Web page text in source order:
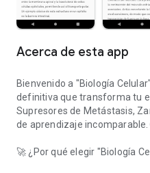
Acerca de esta app
Bienvenido a "Biología
definitiva que transforma tu
Supresores de Metástasis,
de aprendizaje incomparable.
🚀 ¿Por qué elegir "Biología